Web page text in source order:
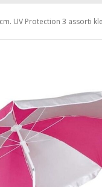
UV Protection 3 assorti